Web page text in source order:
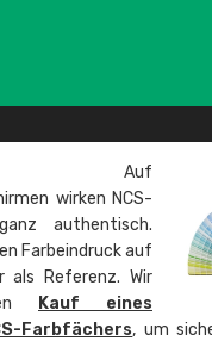
wirken NCS-
authentisch.
Farbeindruck auf
als Referenz. Wir
Kauf eines
Farbfächers, um